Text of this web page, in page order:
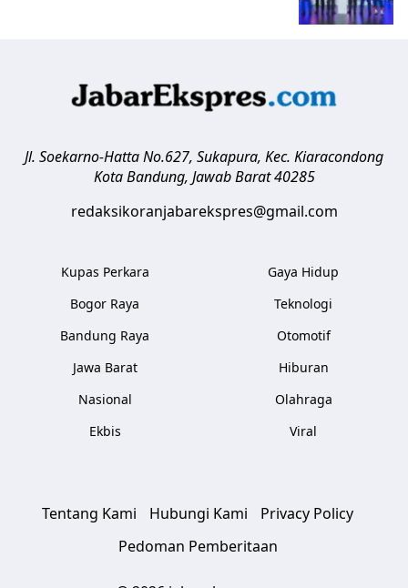
Jl. Soekarno-Hatta No.627, Sukapura, Kec. Kiaracondong
Kota Bandung, Jawab Barat 40285
redaksikoranjabarekspres@gmail.com
Kupas Perkara
Bogor Raya
Bandung Raya
Jawa Barat
Nasional
Ekbis
Gaya Hidup
Teknologi
Otomotif
Hiburan
Olahraga
Viral
Tentang Kami Hubungi Kami
Privacy Policy
Pedoman Pemberitaan